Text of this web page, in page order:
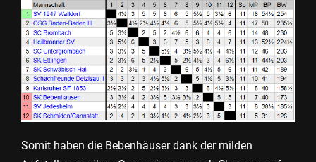
Somit haben die Bebenhäuser dank der milden